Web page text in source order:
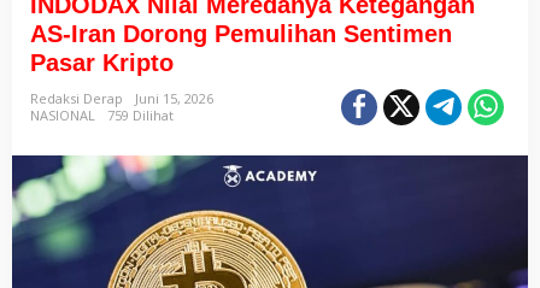
AS-Iran Dorong Pemulihan Sentimen
Pasar Kripto
Redaksi Derap
Juni 15, 2026
NASIONAL
759 Dilihat